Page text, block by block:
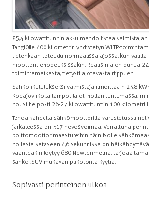
85,4 kilowattitunnin akku mahdollistaa valmistajan
Tangi0lle 400 kilometrin yhdistetyn WLTP-
tietenkään toteudu normaalissa ajossa, kun välillä
moottoritienopeuksissakin. Realismia on puhua
toimintamatkasta, tietysti ajotavasta riippuen.
Sähkönkulutukseksi valmistaja ilmoittaa n 23,8
Koeajoviikolla lämpötila oli nollan tuntumassa,
nousi helposti 26-27 kilowattituntiin 100
Tehoa kahdella sähkömoottorilla varustetussa
järkäleessä on 517 hevosvoimaa. Verrattuna
polttomoottorimaastureihin näin isolle
nollasta sataseen 4,6 sekunnissa on
vääntöäkin löytyy 680 Newtonmetriä, tarjoaa
sähkö-.SUV mukavan pakotonta kyytiä.
Sopivasti perinteinen ulkoa